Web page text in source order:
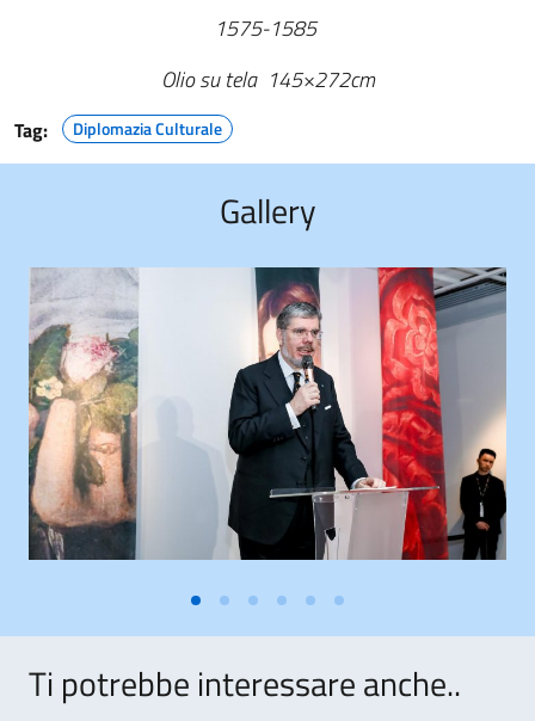
1575-1585
Olio su tela 145×272cm
Tag: Diplomazia Culturale
Gallery
Ti potrebbe interessare anche..